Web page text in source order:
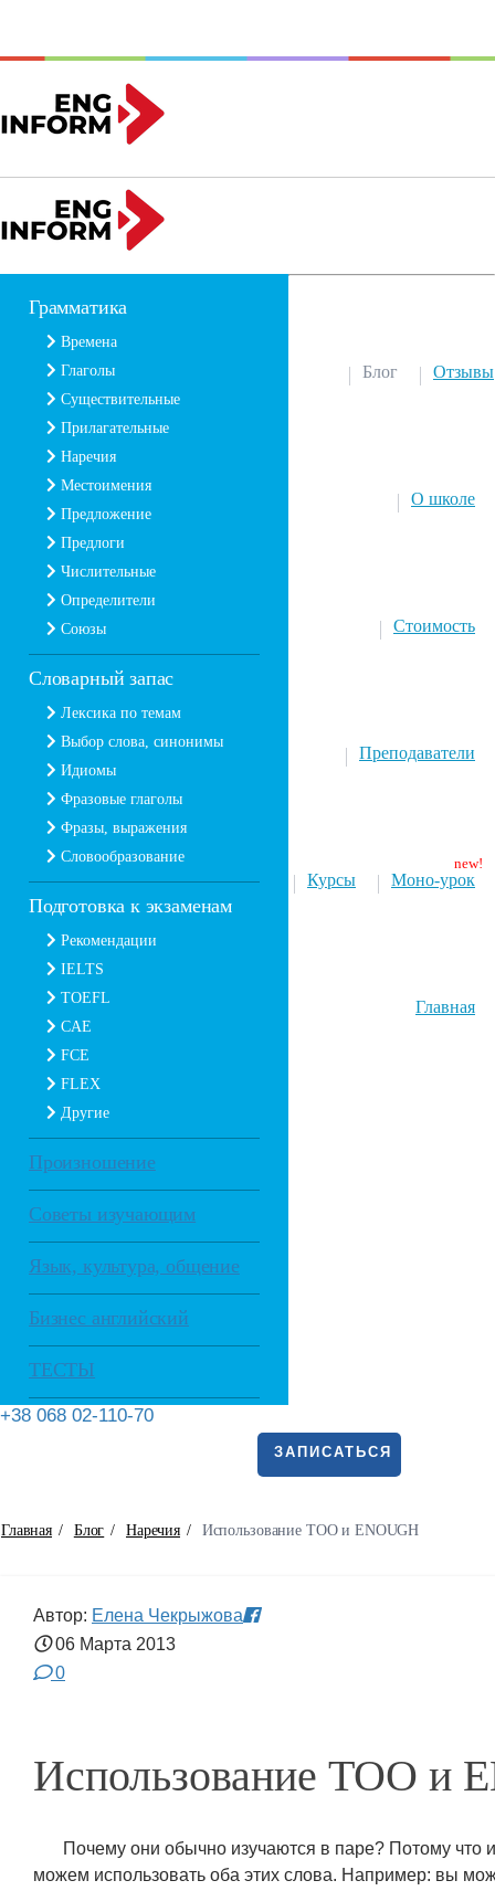
Грамматика
Времена
Глаголы
Существительные
Прилагательные
Наречия
Местоимения
Предложение
Предлоги
Числительные
Определители
Союзы
Словарный запас
Лексика по темам
Выбор слова, синонимы
Идиомы
Фразовые глаголы
Фразы, выражения
Словообразование
Подготовка к экзаменам
Рекомендации
IELTS
TOEFL
CAE
FCE
FLEX
Другие
Произношение
Советы изучающим
Язык, культура, общение
Бизнес английский
ТЕСТЫ
Отзывы
Блог
О школе
Стоимость
Преподаватели
Моно-урок
Курсы
Главная
+38 068 02-110-70
ЗАПИСАТЬСЯ
Главная / Блог / Наречия / Использование TOO и ENOUGH
Автор: Елена Чекрыжова
06 Марта 2013
0
Использование TOO и
Почему они обычно изучаются в паре? Потому
можем использовать оба этих слова. Например: вы